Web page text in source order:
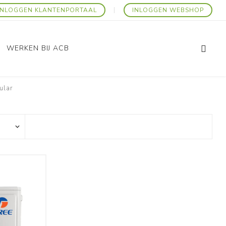
KLANTENPORTAAL INLOGGEN WEBSHOP
Promo Artikelen
WERKEN BIJ ACB